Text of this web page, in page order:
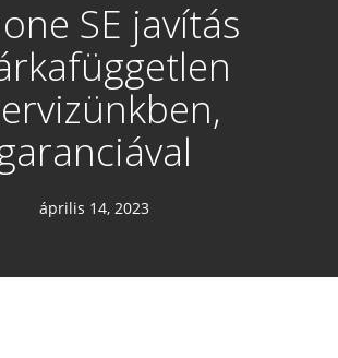
SE javítás
április 14, 2023